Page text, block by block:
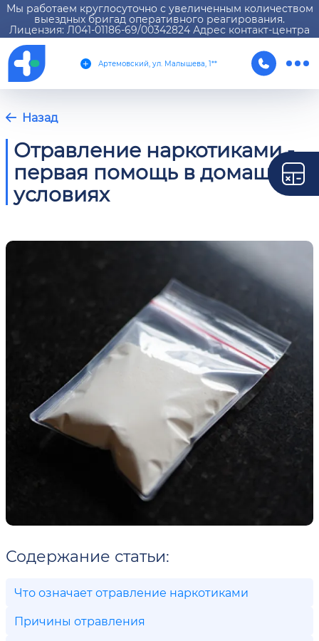
Мы работаем круглосуточно с увеличенным количеством
выездных бригад оперативного реагирования.
Лицензия: Л041-01186-69/00342824 Адрес контакт-центра
Артемовский, ул. Малышева, 1**
Назад
Отравление наркотиками -
первая помощь в домашних
условиях
Содержание статьи:
Что означает отравление наркотиками
Причины отравления